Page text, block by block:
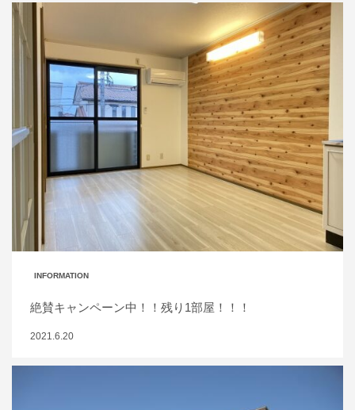
INFORMATION
絶賛キャンペーン中！！残り1部屋！！！
2021.6.20